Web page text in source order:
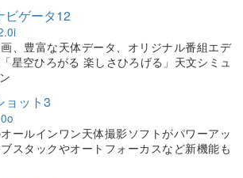
ビゲータ12
、豊富な天体データ、オリジナル番組エデ
星空ひろがる 楽しさひろげる」天文シミュ
ョット3
ールインワン天体撮影ソフトがパワーアッ
スタックやオートフォーカスなど新機能も